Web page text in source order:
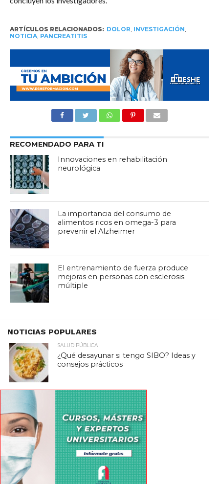
ARTÍCULOS RELACIONADOS: DOLOR INVESTIGACIÓN
NOTICIA, PANCREATITIS
RECOMENDADO PARA TI
Innovaciones en rehabilitación
neurológica
La importancia del consumo de
alimentos ricos en omega-3 para
prevenir el Alzheimer
El entrenamiento de fuerza produce
mejoras en personas con esclerosis
múltiple
NOTICIAS POPULARES
SALUD PÚBLICA
¿Qué desayunar si tengo SIBO? Ideas y
consejos prácticos